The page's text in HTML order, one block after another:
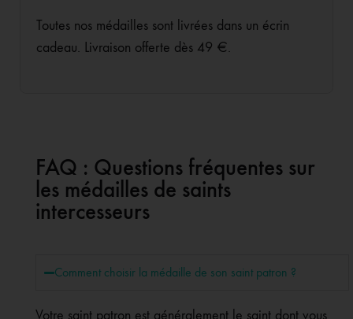
Toutes nos médailles sont livrées dans un écrin
cadeau. Livraison offerte dès 49 €.
FAQ : Questions fréquentes sur
les médailles de saints
intercesseurs
Comment choisir la médaille de son saint patron ?